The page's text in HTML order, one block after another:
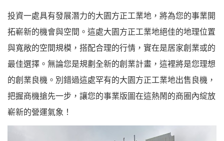
投資一處具有發展潛力的大園方正工業地，將為您的事業開
拓嶄新的機會與空間。這處大園方正工業地絕佳的地理位置
與寬敞的空間規模，搭配合理的行情，實在是居家創業或的
最佳選擇。無論您是規劃全新的創業計畫，這裡將是您理想
的創業良機。別錯過這處罕有的大園方正工業地出售良機，
把握商機搶先一步，讓您的事業版圖在這熱鬧的商圈內綻放
嶄新的營運氣象！